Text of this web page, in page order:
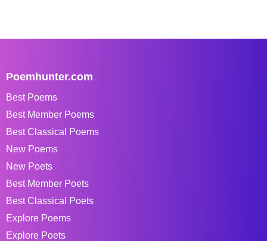
Poemhunter.com
Best Poems
Best Member Poems
Best Classical Poems
New Poems
New Poets
Best Member Poets
Best Classical Poets
Explore Poems
Explore Poets